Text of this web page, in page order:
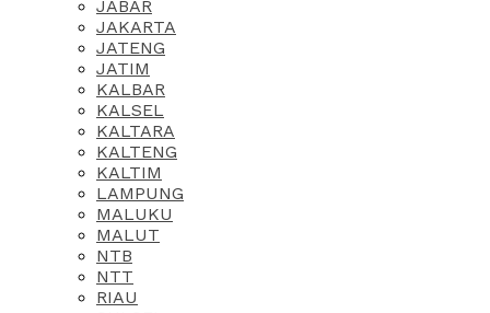
JABAR
JAKARTA
JATENG
JATIM
KALBAR
KALSEL
KALTARA
KALTENG
KALTIM
LAMPUNG
MALUKU
MALUT
NTB
NTT
RIAU